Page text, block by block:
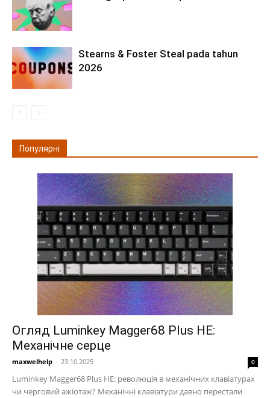
Stearns & Foster Steal pada tahun
2026
Популярні
Огляд Luminkey Magger68 Plus HE:
Механічне серце
maxwelhelp - 23.10.2025 0
Luminkey Magger68 Plus HE: революція в механічних клавіатурах
чи черговий ажіотаж? Механічні клавіатури давно перестали